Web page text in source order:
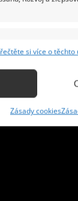
základě
si více o těchto
Zásady cookies